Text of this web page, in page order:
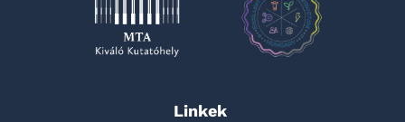
Linkek